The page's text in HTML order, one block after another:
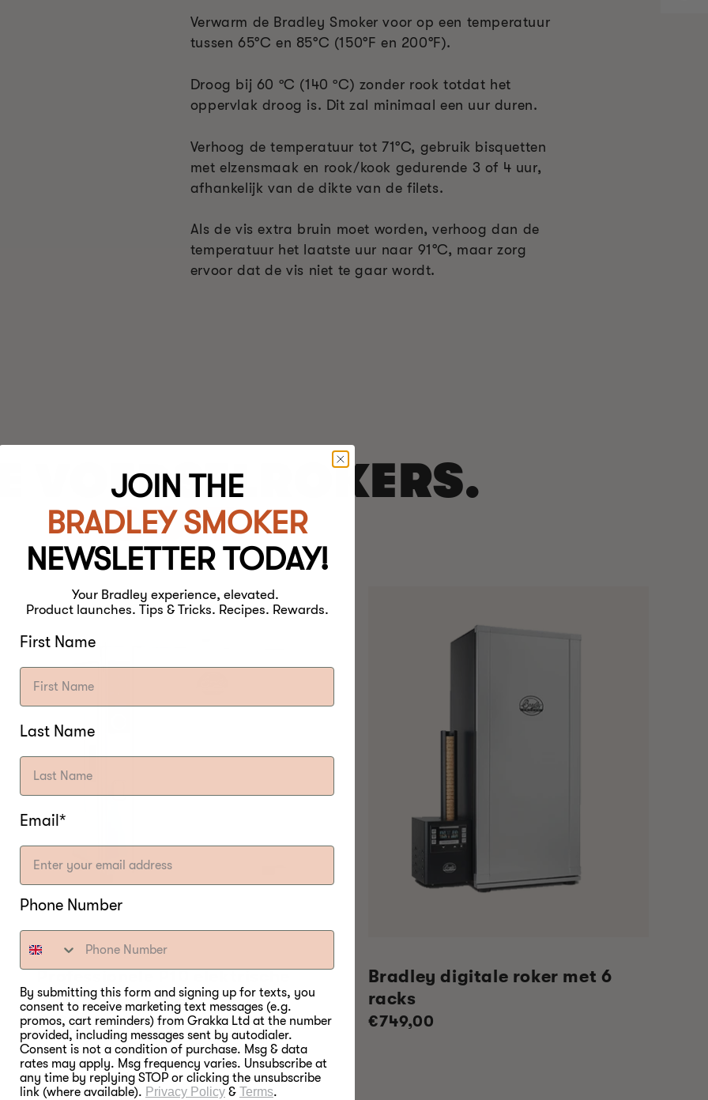
Verwarm de Bradley Smoker voor op een temperatuur
tussen 65°C en 85°C (150°F en 200°F).
Droog bij 60 ºC (140 ºC) zonder rook totdat het
oppervlak droog is. Dit zal minimaal een uur duren.
Verhoog de temperatuur tot 71°C, gebruik bisquetten
met elzensmaak en rook/kook gedurende 3 of 4 uur,
afhankelijk van de dikte van de filets.
Als de vis extra bruin moet worden, verhoog dan de
temperatuur het laatste uur naar 91°C, maar zorg
ervoor dat de vis niet te gaar wordt.
VOEDSELROKERS.
OOIT.
roker met 4 racks
Normale
prijs
€999,00
Bradley digitale roker met 6
racks
Normale
€749,00
JOIN THE
BRADLEY SMOKER
NEWSLETTER TODAY!
Your Bradley experience, elevated.
Product launches. Tips & Tricks. Recipes. Rewards.
First Name
Last Name
Email*
Phone Number
By submitting this form and signing up for texts, you
consent to receive marketing text messages (e.g.
promos, cart reminders) from Grakka Ltd at the number
provided, including messages sent by autodialer.
Consent is not a condition of purchase. Msg & data
rates may apply. Msg frequency varies. Unsubscribe at
any time by replying STOP or clicking the unsubscribe
link (where available). Privacy Policy & Terms.